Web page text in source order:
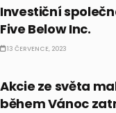
Investiční
Five Below Inc.
13 ČERVENCE, 2023
Akcie ze světa
během Vánoc